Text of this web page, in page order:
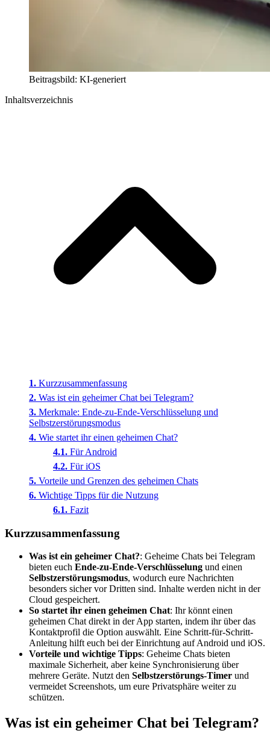
Beitragsbild: KI-generiert
Inhaltsverzeichnis
Kurzzusammenfassung
Was ist ein geheimer Chat bei Telegram?
Merkmale: Ende-zu-Ende-Verschlüsselung und
Selbstzerstörungsmodus
Wie startet ihr einen geheimen Chat?
Für Android
Für iOS
Vorteile und Grenzen des geheimen Chats
Wichtige Tipps für die Nutzung
Fazit
Kurzzusammenfassung
Was ist ein geheimer Chat?: Geheime Chats bei Telegram
bieten euch Ende-zu-Ende-Verschlüsselung und einen
Selbstzerstörungsmodus, wodurch eure Nachrichten
besonders sicher vor Dritten sind. Inhalte werden nicht in der
Cloud gespeichert.
So startet ihr einen geheimen Chat: Ihr könnt einen
geheimen Chat direkt in der App starten, indem ihr über das
Kontaktprofil die Option auswählt. Eine Schritt-für-Schritt-
Anleitung hilft euch bei der Einrichtung auf Android und iOS.
Vorteile und wichtige Tipps: Geheime Chats bieten
maximale Sicherheit, aber keine Synchronisierung über
mehrere Geräte. Nutzt den Selbstzerstörungs-Timer und
vermeidet Screenshots, um eure Privatsphäre weiter zu
schützen.
Was ist ein geheimer Chat bei Telegram?